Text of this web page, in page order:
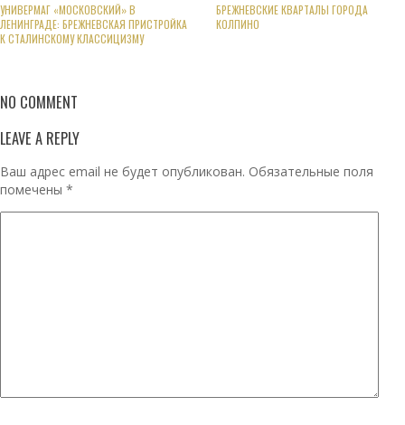
УНИВЕРМАГ «МОСКОВСКИЙ» В
ЛЕНИНГРАДЕ: БРЕЖНЕВСКАЯ ПРИСТРОЙКА
К СТАЛИНСКОМУ КЛАССИЦИЗМУ
БРЕЖНЕВСКИЕ КВАРТАЛЫ ГОРОДА
КОЛПИНО
NO COMMENT
LEAVE A REPLY
Ваш адрес email не будет опубликован. Обязательные поля
помечены *